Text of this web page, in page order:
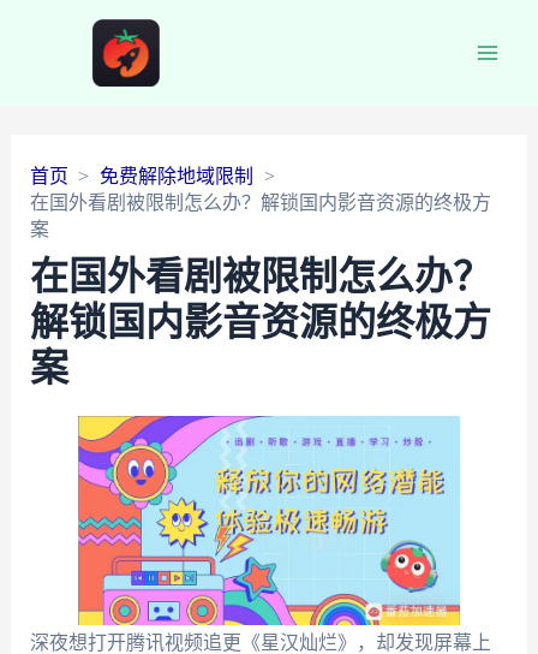
首页
免费解除地域限制
在国外看剧被限制怎么办？解锁国内影音资源的终极方
案
在国外看剧被限制怎么办？
解锁国内影音资源的终极方
案
深夜想打开腾讯视频追更《星汉灿烂》，却发现屏幕上